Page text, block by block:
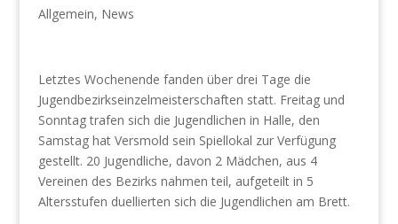
Allgemein, News
Letztes Wochenende fanden über drei Tage die
Jugendbezirkseinzelmeisterschaften statt. Freitag und
Sonntag trafen sich die Jugendlichen in Halle, den
Samstag hat Versmold sein Spiellokal zur Verfügung
gestellt. 20 Jugendliche, davon 2 Mädchen, aus 4
Vereinen des Bezirks nahmen teil, aufgeteilt in 5
Altersstufen duellierten sich die Jugendlichen am Brett.